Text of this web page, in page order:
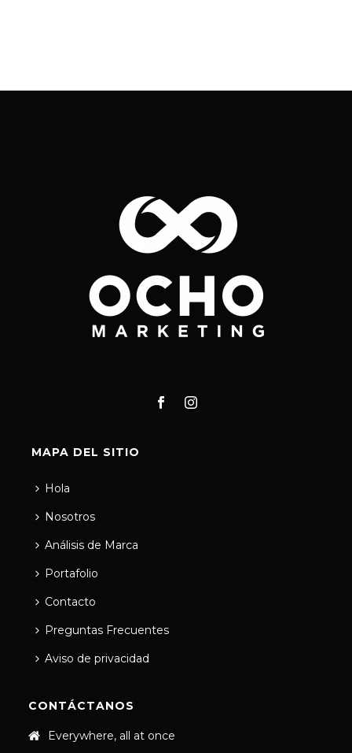
MAPA DEL SITIO
Hola
Nosotros
Análisis de Marca
Portafolio
Contacto
Preguntas Frecuentes
Aviso de privacidad
CONTÁCTANOS
Everywhere, all at once